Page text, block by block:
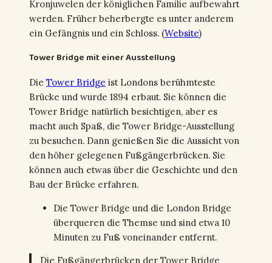
Kronjuwelen der königlichen Familie aufbewahrt
werden. Früher beherbergte es unter anderem
ein Gefängnis und ein Schloss. (Website)
Tower Bridge mit einer Ausstellung
Die Tower Bridge ist Londons berühmteste
Brücke und wurde 1894 erbaut. Sie können die
Tower Bridge natürlich besichtigen, aber es
macht auch Spaß, die Tower Bridge-Ausstellung
zu besuchen. Dann genießen Sie die Aussicht von
den höher gelegenen Fußgängerbrücken. Sie
können auch etwas über die Geschichte und den
Bau der Brücke erfahren.
Die Tower Bridge und die London Bridge
überqueren die Themse und sind etwa 10
Minuten zu Fuß voneinander entfernt.
Die Fußgängerbrücken der Tower Bridge